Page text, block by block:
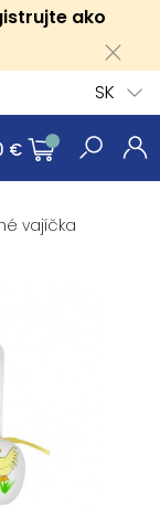
ako
SK
€
vajíčka